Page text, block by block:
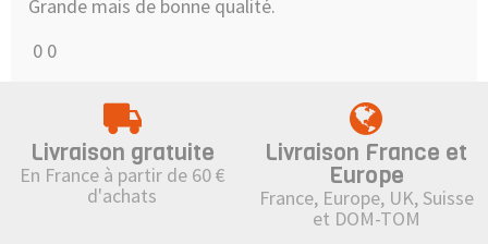
Grande mais de bonne qualité.
0 0
Livraison gratuite
En France à partir de 60 €
d'achats
Livraison France et
Europe
France, Europe, UK, Suisse
et DOM-TOM